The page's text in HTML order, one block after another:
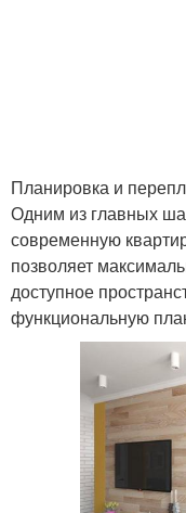
Планировка и
Одним из главных
современную
позволяет
доступное
функциональную